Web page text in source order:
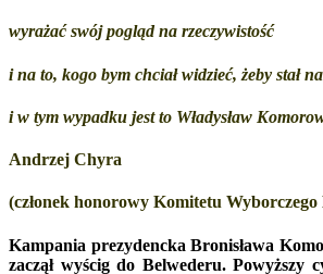
wyrażać swój pogląd na rzeczywistość
i na to, kogo bym chciał widzieć, żeby stał
i w tym wypadku jest to Władysław
Andrzej Chyra
(członek honorowy Komitetu
Kampania prezydencka Bronisława
zaczął wyścig do Belwederu.